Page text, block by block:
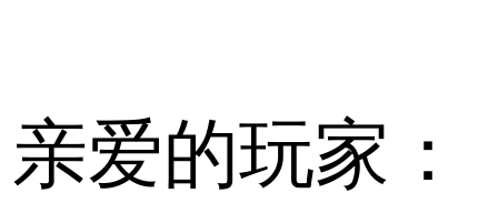
亲爱的玩家：